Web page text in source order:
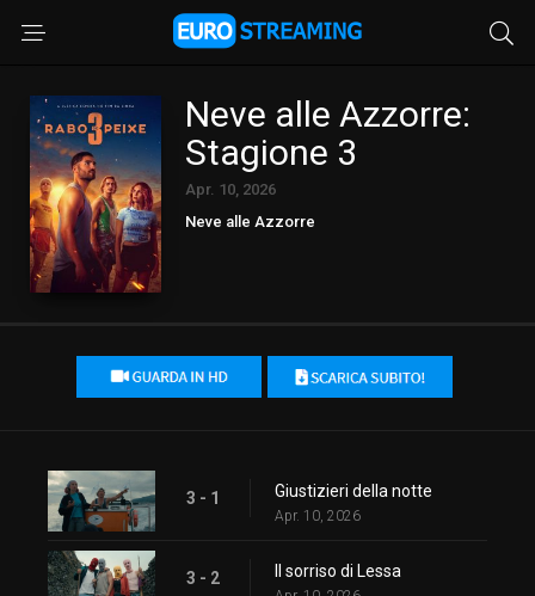
Neve alle Azzorre:
Stagione 3
Apr. 10, 2026
Neve alle Azzorre
3 - 1 Giustizieri della notte
Apr. 10, 2026
3 - 2 Il sorriso di Lessa